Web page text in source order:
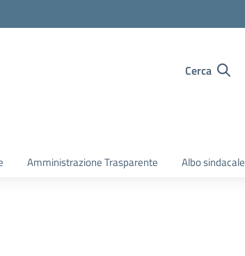
Cerca
Amministrazione Trasparente Albo sindacale